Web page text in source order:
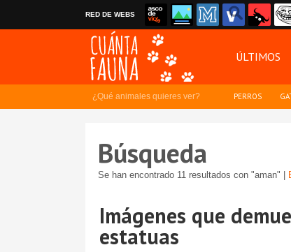
RED DE WEBS
ÚLTIMOS
¿Qué animales quieres ver? PERROS
Búsqueda
Se han encontrado 11 resultados con "aman" |
Imágenes que
estatuas